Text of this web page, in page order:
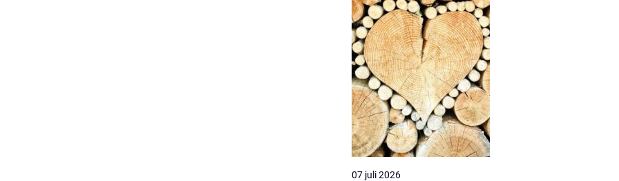
07 juli 2026